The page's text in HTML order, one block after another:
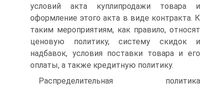
условий акта куплипродажи товара и
оформление этого акта в виде контракта. К
таким мероприятиям, как правило, относят
ценовую политику, систему скидок и
надбавок, условия поставки товара и его
оплаты, а также кредитную политику.
Распределительная политика